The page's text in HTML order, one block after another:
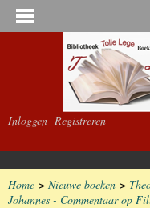
Inloggen Registreren
Home > Nieuwe boeken >
Johannes - Commentaar op